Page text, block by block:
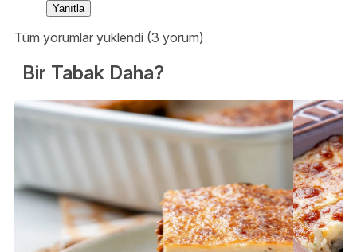
Yanıtla
Tüm yorumlar yüklendi (3 yorum)
Bir Tabak Daha?